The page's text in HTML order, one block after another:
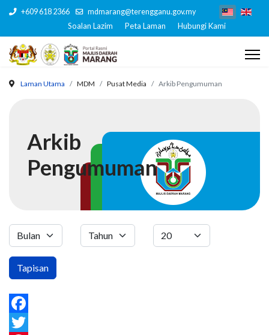
+609 618 2366 mdmarang@terengganu.gov.my
Soalan Lazim Peta Laman Hubungi Kami
Laman Utama MDM Pusat Media Arkib Pengumuman
Arkib
Pengumuman
Tapisan
Facebook